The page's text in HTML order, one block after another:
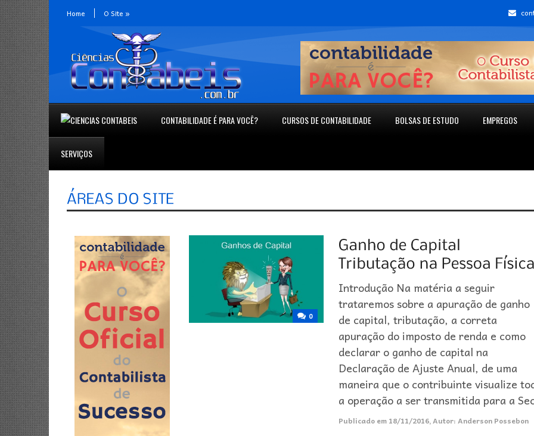
Home O Site »
CONTABILIDADE É PARA VOCÊ? CURSOS DE CONTABILIDADE BOLSAS DE ESTUDO EMPREGOS
SERVIÇOS
0
Introdução Na matéria a seguir
trataremos sobre a apuração de ganho
de capital, tributação, a correta
apuração do imposto de renda e como
declarar o ganho de capital na
Declaração de Ajuste Anual, de uma
maneira que o contribuinte visualize
a operação a ser transmitida para a
Publicado em 18/11/2016,Autor:Anderson Possebon